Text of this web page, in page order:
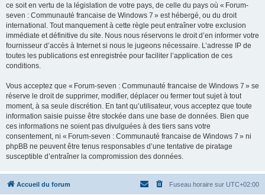
ce soit en vertu de la législation de votre pays, de celle du pays où « Forum-
seven : Communauté francaise de Windows 7 » est hébergé, ou du droit
international. Tout manquement à cette règle peut entraîner votre exclusion
immédiate et définitive du site. Nous nous réservons le droit d’en informer votre
fournisseur d’accès à Internet si nous le jugeons nécessaire. L’adresse IP de
toutes les publications est enregistrée pour faciliter l’application de ces
conditions.
Vous acceptez que « Forum-seven : Communauté francaise de Windows 7 » se
réserve le droit de supprimer, modifier, déplacer ou fermer tout sujet à tout
moment, à sa seule discrétion. En tant qu’utilisateur, vous acceptez que toute
information saisie puisse être stockée dans une base de données. Bien que
ces informations ne soient pas divulguées à des tiers sans votre
consentement, ni « Forum-seven : Communauté francaise de Windows 7 » ni
phpBB ne peuvent être tenus responsables d’une tentative de piratage
susceptible d’entraîner la compromission des données.
Accueil du forum Fuseau horaire sur UTC+02:00